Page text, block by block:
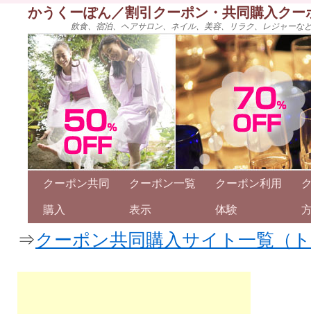
かうくーぽん／割引クーポン・共同購入ク
飲食、宿泊、ヘアサロン、ネイル、美容、リラク、レジャー
クーポン共同
購入
クーポン一覧
表示
クーポン利用
体験
⇒クーポン共同購入サイト一覧（